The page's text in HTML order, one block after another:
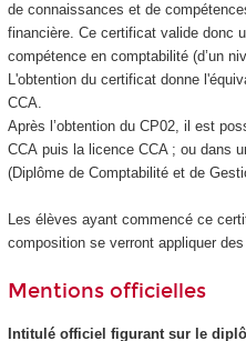
de connaissances et de
financière. Ce certificat valide donc
compétence en comptabilité (d’un
L'obtention du certificat donne
CCA.
Après l’obtention du CP02, il est
CCA puis la licence CCA ; ou dans
(Diplôme de Comptabilité et de
Les élèves ayant commencé ce
composition se verront appliquer
Mentions officielles
Intitulé officiel figurant sur le